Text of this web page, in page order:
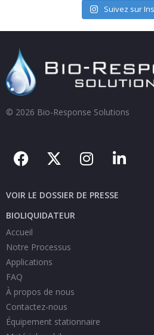
Suivez sur
© 2026 Bio-Response Solutions
VOIR LE DOSSIER DE PRESSE
BIOLIQUIDATEUR
Accueil
Notre Processus
Applications
FAQ
À propos de nous
Contactez-nous
Équipement stationnaire